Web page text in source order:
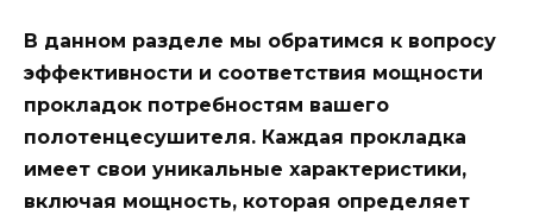
В данном разделе мы обратимся к вопросу
эффективности и соответствия мощности
прокладок потребностям вашего
полотенцесушителя. Каждая прокладка
имеет свои уникальные характеристики,
включая мощность, которая определяет